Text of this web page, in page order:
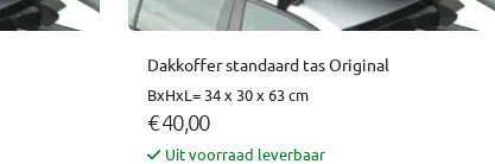
Dakkoffer standaard tas Original
BxHxL= 34 x 30 x 63 cm
€ 40,00
Uit voorraad leverbaar